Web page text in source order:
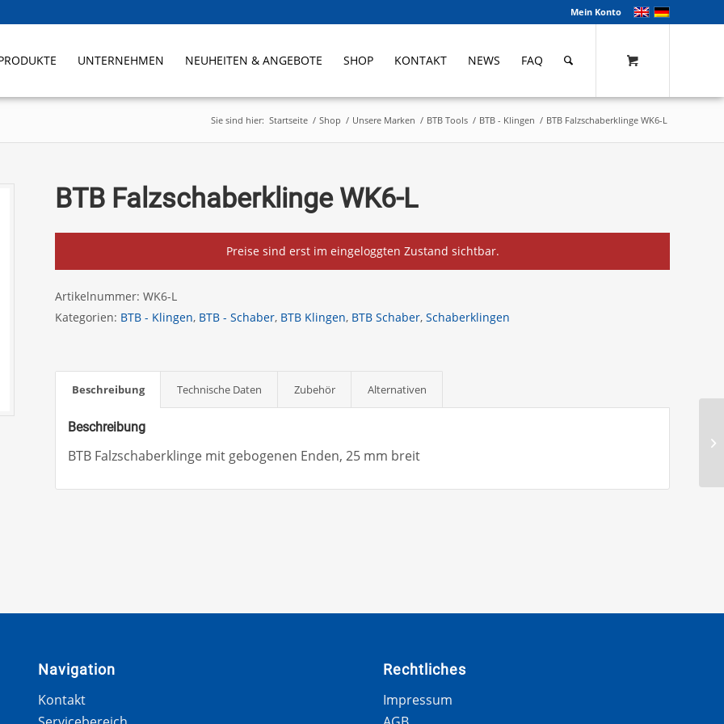
Mein Konto
UNTERNEHMEN NEUHEITEN & ANGEBOTE SHOP KONTAKT NEWS FAQ
Sie sind hier: Startseite / Shop / Unsere Marken / BTB Tools / BTB - Klingen / BTB Falzschaberklinge WK6-L
BTB Falzschaberklinge WK6-L
Preise sind erst im eingeloggten Zustand sichtbar.
Artikelnummer:WK6-L
Kategorien: BTB - Klingen, BTB - Schaber, BTB Klingen, BTB Schaber,Schaberklingen
Beschreibung Technische Daten Zubehör Alternativen
Beschreibung
BTB Falzschaberklinge mit gebogenen Enden, 25 mm breit
Navigation
Kontakt
Rechtliches
Impressum